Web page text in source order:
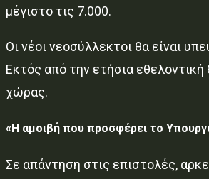
μέγιστο τις 7.000.
Οι νέοι νεοσύλλεκτοι θα είναι
Εκτός από την ετήσια
χώρας.
«Η αμοιβή που προσφέρει το
Σε απάντηση στις επιστολές,